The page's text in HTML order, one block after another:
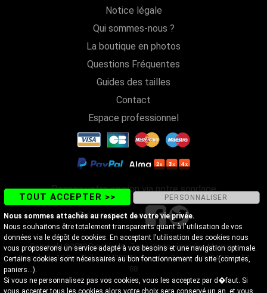
Notice légale
Qui sommes-nous ?
La boutique en photos
Questions Fréquentes
Guides des tailles
Contact
Espace professionnel
Donnez votre opinion via notre sondage
Suivez-nous sur
Copyright@2018 Discobole - Tous droits réservés - Magasin
Discobole 18 Rue Vallon, 74200 Thonon-les-Bains - Tel. 04 50 26 57
88
TOUT ACCEPTER >> PERSONNALISER
Nous sommes attachés au respect de votre vie privée.
Nous souhaitons être totalement transparents quant à l'utilisation de vos
données via le dépôt de cookies. En acceptant l'utilisation des cookies nous
vous proposerons un service adapté à vos besoins et une navigation optimale.
Certains cookies sont nécessaires au bon fonctionnement du site (comptes,
paniers...).
Si vous ne personnalisez pas vos cookies, vous les acceptez par d�faut. Si
vous accepter tous les cookies alors votre choix sera conservé un an, et vous